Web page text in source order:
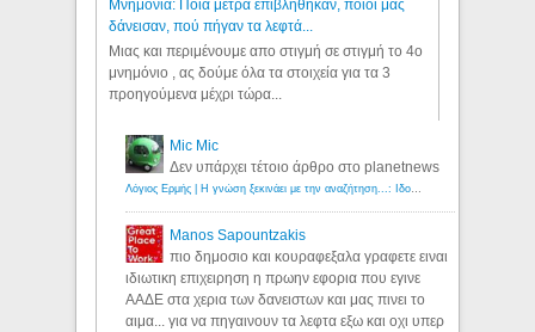
Μνημόνια: Ποια μέτρα επιβλήθηκαν, ποιοι μας
δάνεισαν, πού πήγαν τα λεφτά...
Μιας και περιμένουμε απο στιγμή σε στιγμή το 4ο
μνημόνιο , ας δούμε όλα τα στοιχεία για τα 3
προηγούμενα μέχρι τώρα...
Mic Mic
Δεν υπάρχει τέτοιο άρθρο στο planetnews
Λόγιος Ερμής | Η γνώση ξεκινάει με την αναζήτηση...: Ιδού οι 18 που χρωστούν 11 δις ευρώ!
Manos Sapountzakis
πιο δημοσιο και κουραφεξαλα γραφετε ειναι
ιδιωτικη επιχειρηση η πρωην εφορια που εγινε
ΑΑΔΕ στα χερια των δανειστων και μας πινει το
αιμα... για να πηγαινουν τα λεφτα εξω και οχι υπερ